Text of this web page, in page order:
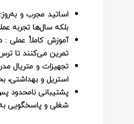
اساتید مجرب و به‌روز:
بلکه سال‌ها تجربه
آموزش کاملاً عملی :
تمرین می‌کنند تا
تجهیزات و متریال
استریل و بهداشتی،
پشتیبانی نامحدود
شغلی و پاسخگویی